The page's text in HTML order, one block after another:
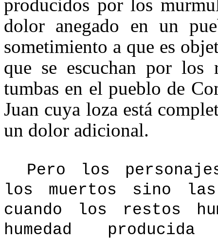
producidos por los
dolor anegado en un
sometimiento a que es
que se escuchan por los
tumbas en el pueblo de
Juan cuya loza está
un dolor adicional.
Pero los
los muertos sino
cuando los restos
humedad